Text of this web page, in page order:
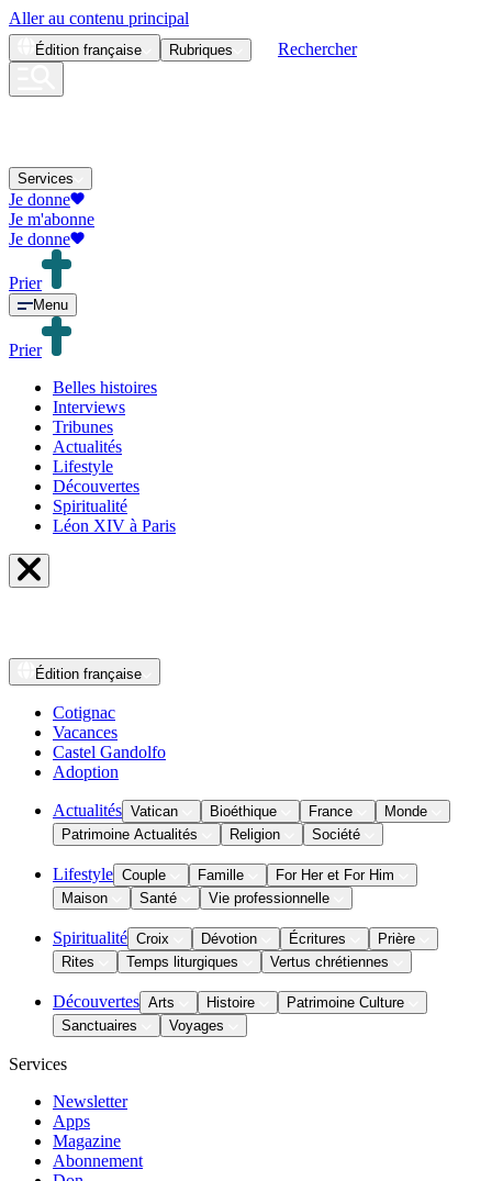
Aller au contenu principal
Édition française Rubriques Rechercher
Services
Je donne
Je m'abonne
Je donne
Prier
Menu
Prier
Belles histoires
Interviews
Tribunes
Actualités
Lifestyle
Découvertes
Spiritualité
Léon XIV à Paris
Édition française
Cotignac
Vacances
Castel Gandolfo
Adoption
Actualités Vatican Bioéthique France
Monde
Patrimoine Actualités
Religion Société
Lifestyle Couple Famille
For Her et For Him
Maison
Santé Vie professionnelle
Spiritualité Croix Dévotion Écritures
Prière
Rites
Temps liturgiques Vertus chrétiennes
Découvertes Arts Histoire
Patrimoine Culture
Sanctuaires
Voyages
Services
Newsletter
Apps
Magazine
Abonnement